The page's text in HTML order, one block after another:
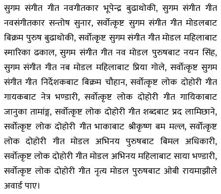
सुगम संगीत गीत नवगीतकार भूपेन्द्र बुढाथोकी, सुगम संगीत गीत
नवसंगीतकार सन्तोष सुनार, सर्वोत्कृष्ट सुगम संगीत गीत मोडलबाट
बिक्रम पुरुष बुढाथोकी, सर्वोत्कृष्ट सुगम संगीत गीत मोडल महिलाबाट
स्मारिका ढकाल, सुगम संगीत गीत नव मोडल पुरुषबाट नयन सिंह,
सुगम संगीत गीत नब मोडल महिलाबाट प्रिया गोले, सर्वोत्कृष्ट सुगम
संगीत गीत निर्देशकबाट बिक्रम चौहान, सर्वोत्कृष्ट लोक दोहोरी गीत
गायकबाट नेत्र भण्डारी, सर्वोत्कृष्ट लोक दोहोरी गीत गायिकाबाट
जानुका तामांङ्ग, सर्वोत्कृष्ट लोक दोहोरी गीत शब्दबाट प्रद लामिछाने,
सर्वोत्कृष्ट लोक दोहोरी गीत भाकाबाट श्रीकृष्ण बम मल्ल, सर्वोत्कृष्ट
लोक दोहोरी गीत मोडल अभिनय पुरुषबाट बिमल अधिकारी,
सर्वोत्कृष्ट लोक दोहोरी गीत मोडल अभिनय महिलाबाट साया भण्डारी,
सर्वोत्कृष्ट लोक दोहोरी गीत नृत्य मोडल पुरुषबाट ओबी रायमाझीले
अवार्ड पाए।